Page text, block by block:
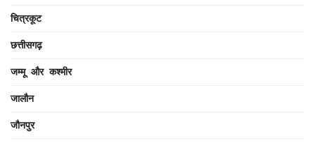
चित्रकूट
छत्तीसगढ़
जम्मू और कश्मीर
जालौन
जौनपुर